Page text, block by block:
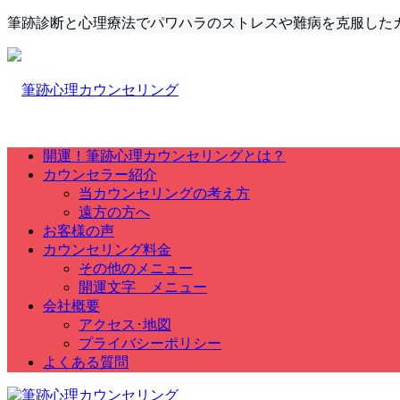
筆跡診断と心理療法でパワハラのストレスや難病を克服した
開運！筆跡心理カウンセリングとは？
カウンセラー紹介
当カウンセリングの考え方
遠方の方へ
お客様の声
カウンセリング料金
その他のメニュー
開運文字 メニュー
会社概要
アクセス･地図
プライバシーポリシー
よくある質問